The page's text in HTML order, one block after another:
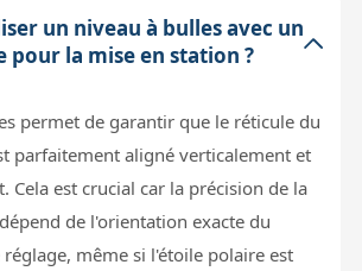
un niveau à bulles avec un
pour la mise en station ?
permet de garantir que le réticule du
parfaitement aligné verticalement et
Cela est crucial car la précision de la
de l'orientation exacte du
réglage, même si l'étoile polaire est